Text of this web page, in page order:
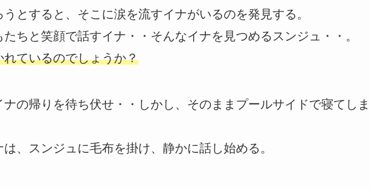
とすると、そこに涙を流すイナがいるのを発見する。
ちと笑顔で話すイナ・・そんなイナを見つめるスンジュ・・。
ているのでしょうか？
の帰りを待ち伏せ・・しかし、そのままプールサイドで寝てしま
、スンジュに毛布を掛け、静かに話し始める。